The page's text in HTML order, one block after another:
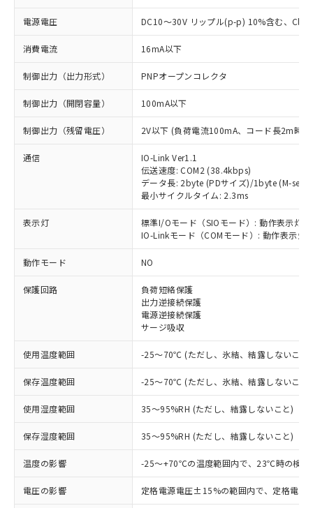
電源電圧 DC10～30V リップル(p-p) 10%含む、
消費電流 16mA以下
制御出力（出力形式） PNPオープンコレクタ
制御出力（開閉容量） 100mA以下
制御出力（残留電圧） 2V以下 (負荷電流100mA、コード長2m時)
通信
IO-Link Ver1.1
伝送速度: COM2 (38.4kbps)
データ長: 2byte (PDサイズ)/1byte (M-
最小サイクルタイム: 2.3ms
表示灯
標準I/Oモード（SIOモード）: 動作表示灯(
IO-Linkモード（COMモード）: 動作表示
動作モード NO
保護回路
負荷短絡保護
出力逆接続保護
電源逆接続保護
サージ吸収
使用温度範囲 -25～70℃ (ただし、氷結、結露しないこと)
保存温度範囲 -25～70℃ (ただし、氷結、結露しないこと)
使用湿度範囲 35～95%RH (ただし、結露しないこと)
保存湿度範囲 35～95%RH (ただし、結露しないこと)
温度の影響 -25～+70℃の温度範囲内で、23℃時の検
電圧の影響 定格電源電圧±15%の範囲内で、定格電
ご利用条件
以下の条件をお読みいただき、同意のうえ
ご利用ください。
本サービスは、当社制御機器事業取扱
商品の当社在庫状況および標準価格
(税抜)を提供させていただくもので
当社制御機器事業取扱商品の中には、
本サービスの対象外となる商品もある
ことをご了承ください。
対応済み：EU RoHS指令（10物質）の
非含有に対応した製品が提供可能な商品で
す。
対応予定：EU RoHS指令（10物質）の非含
有に対応した製品に切り替える予定のある
対応予定なし：EU RoHS指令（10物質）の
非含有に非対応の商品で、対応品を出す予
定はありません。
調査・確認中：EU RoHS指令（10物質）の
非含有の対応状況を調査中または確認中の
非該当品：ライセンス料など無形物で、有
仕入先様の事情により、非含有部品として
いたものが、含有品と判明した場合などや
むを得ず変更することがあります。
※1 中国RoHS○×表
「○」：最大均質材料含有率が中国RoHSの
基準値以下であることを示します。
「×」：最大均質材料含有率が中国RoHSの
「－」：未確認です。当社販売部門へお問
当社は、これら貴社製品のうち、外国
為替および外国貿易法に定める商品